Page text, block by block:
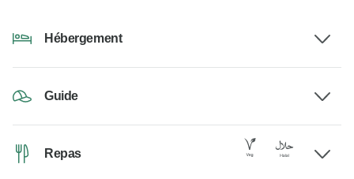
Hébergement
Guide
Repas